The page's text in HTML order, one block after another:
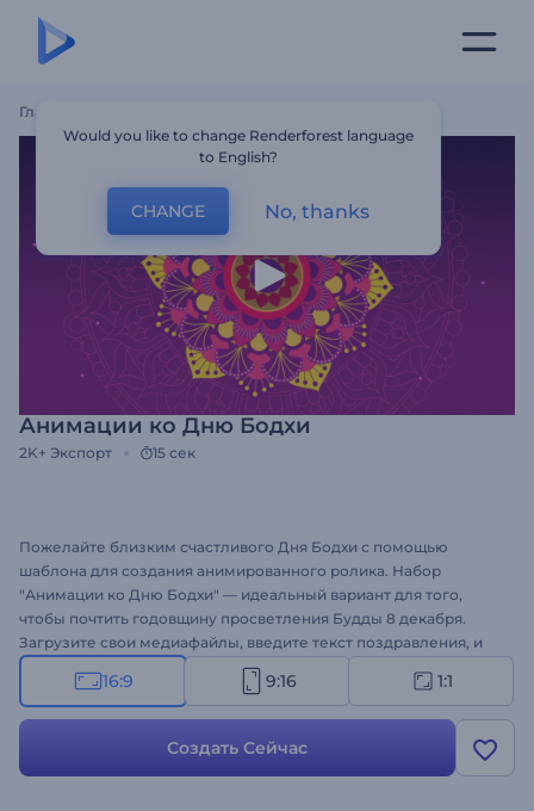
Главная
Анимации ко Дню Бодхи
2K+ Экспорт 15 сек
Пожелайте близким счастливого Дня Бодхи с помощью
шаблона для создания анимированного ролика. Набор
"Анимации ко Дню Бодхи" — идеальный вариант для того,
чтобы почтить годовщину просветления Будды 8 декабря.
Загрузите свои медиафайлы, введите текст поздравления, и
через пару минут профессиональная анимация будет готова.
Шаблон идеально подходит для оформления праздничных
видеопоздравлений и многого другого. Создайте свое видео!
16:9 9:16 1:1
Создать Сейчас
Would you like to change Renderforest language
to English?
CHANGE No, thanks